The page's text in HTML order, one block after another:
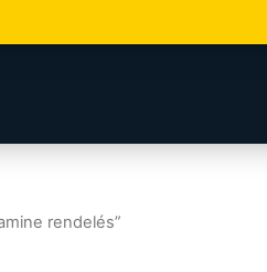
rendelés”